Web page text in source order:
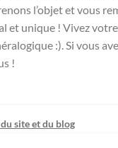
l’objet et vous
et unique ! Vivez
:). Si vous
!
site et du blog